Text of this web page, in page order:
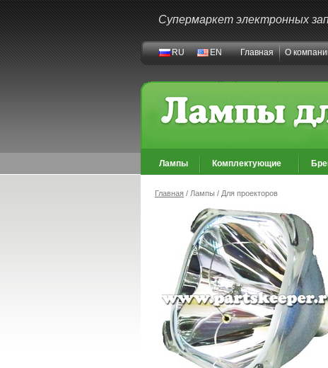
Супермаркет электронных
RU EN Главная О
Лампы Комплектующие
Главная / Лампы / Для проекторов